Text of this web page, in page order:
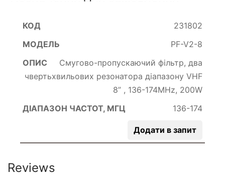
231802
PF-V2-8
Смугово-пропускаючий фільтр, два
чвертьхвильових резонатора діапазону VHF
8” , 136-174MHz, 200W
136-174
Додати в запит
Reviews